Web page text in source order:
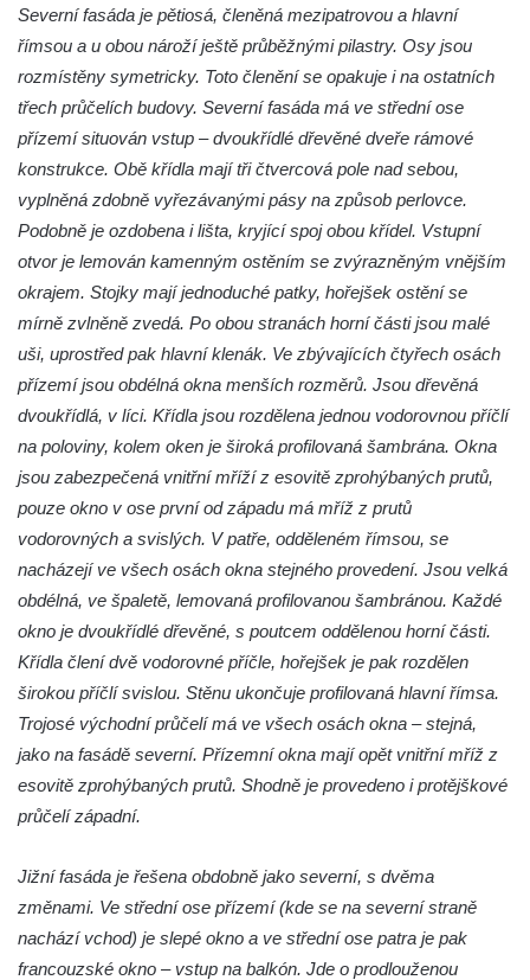
Severní fasáda je pětiosá, členěná mezipatrovou a hlavní
římsou a u obou nároží ještě průběžnými pilastry. Osy jsou
rozmístěny symetricky. Toto členění se opakuje i na ostatních
třech průčelích budovy. Severní fasáda má ve střední ose
přízemí situován vstup – dvoukřídlé dřevěné dveře rámové
konstrukce. Obě křídla mají tři čtvercová pole nad sebou,
vyplněná zdobně vyřezávanými pásy na způsob perlovce.
Podobně je ozdobena i lišta, kryjící spoj obou křídel. Vstupní
otvor je lemován kamenným ostěním se zvýrazněným vnějším
okrajem. Stojky mají jednoduché patky, hořejšek ostění se
mírně zvlněně zvedá. Po obou stranách horní části jsou malé
uši, uprostřed pak hlavní klenák. Ve zbývajících čtyřech osách
přízemí jsou obdélná okna menších rozměrů. Jsou dřevěná
dvoukřídlá, v líci. Křídla jsou rozdělena jednou vodorovnou příčlí
na poloviny, kolem oken je široká profilovaná šambrána. Okna
jsou zabezpečená vnitřní mříží z esovitě zprohýbaných prutů,
pouze okno v ose první od západu má mříž z prutů
vodorovných a svislých. V patře, odděleném římsou, se
nacházejí ve všech osách okna stejného provedení. Jsou velká
obdélná, ve špaletě, lemovaná profilovanou šambránou. Každé
okno je dvoukřídlé dřevěné, s poutcem oddělenou horní části.
Křídla člení dvě vodorovné příčle, hořejšek je pak rozdělen
širokou příčlí svislou. Stěnu ukončuje profilovaná hlavní římsa.
Trojosé východní průčelí má ve všech osách okna – stejná,
jako na fasádě severní. Přízemní okna mají opět vnitřní mříž z
esovitě zprohýbaných prutů. Shodně je provedeno i protějškové
průčelí západní.
Jižní fasáda je řešena obdobně jako severní, s dvěma
změnami. Ve střední ose přízemí (kde se na severní straně
nachází vchod) je slepé okno a ve střední ose patra je pak
francouzské okno – vstup na balkón. Jde o prodlouženou